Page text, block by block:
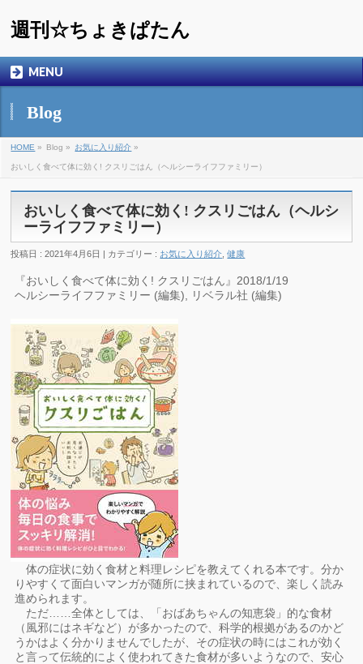
週刊☆ちょきぱたん
MENU
Blog
HOME » Blog » お気に入り紹介 »
おいしく食べて体に効く! クスリごはん（ヘルシーライフファミリー）
おいしく食べて体に効く! クスリごはん（ヘルシ
ーライフファミリー）
投稿日 : 2021年4月6日 | カテゴリー : お気に入り紹介 ,健康
『おいしく食べて体に効く! クスリごはん』2018/1/19
ヘルシーライフファミリー (編集), リベラル社 (編集)
体の症状に効く食材と料理レシピを教えてくれる本です。分か
りやすくて面白いマンガが随所に挟まれているので、楽しく読み
進められます。
ただ……全体としては、「おばあちゃんの知恵袋」的な食材
（風邪にはネギなど）が多かったので、科学的根拠があるのかど
うかはよく分かりませんでしたが、その症状の時にはこれが効く
と言って伝統的によく使われてきた食材が多いようなので、安心